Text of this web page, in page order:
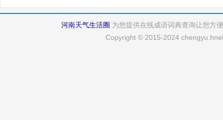
河南天气生活圈 为您提供在线成语词典查询让您方
Copyright © 2015-2024